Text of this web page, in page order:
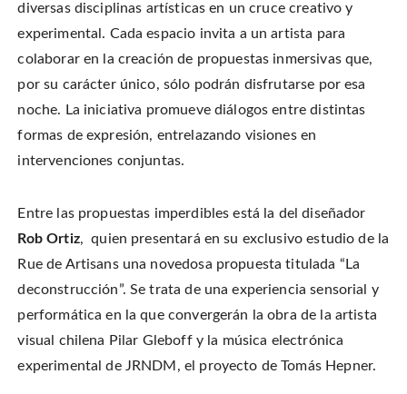
diversas disciplinas artísticas en un cruce creativo y
experimental. Cada espacio invita a un artista para
colaborar en la creación de propuestas inmersivas que,
por su carácter único, sólo podrán disfrutarse por esa
noche. La iniciativa promueve diálogos entre distintas
formas de expresión, entrelazando visiones en
intervenciones conjuntas.
Entre las propuestas imperdibles está la del diseñador
Rob Ortiz, quien presentará en su exclusivo estudio de la
Rue de Artisans una novedosa propuesta titulada “La
deconstrucción”. Se trata de una experiencia sensorial y
performática en la que convergerán la obra de la artista
visual chilena Pilar Gleboff y la música electrónica
experimental de JRNDM, el proyecto de Tomás Hepner.